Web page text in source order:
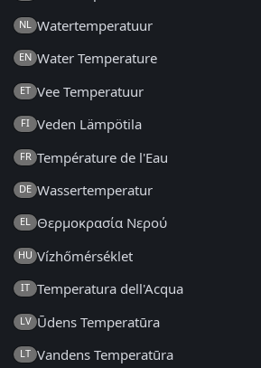
NL Watertemperatuur
EN Water Temperature
ET Vee Temperatuur
FI Veden Lämpötila
FR Température de l'Eau
DE Wassertemperatur
EL Θερμοκρασία Νερού
HU Vízhőmérséklet
IT Temperatura dell'Acqua
LV Ūdens Temperatūra
LT Vandens Temperatūra